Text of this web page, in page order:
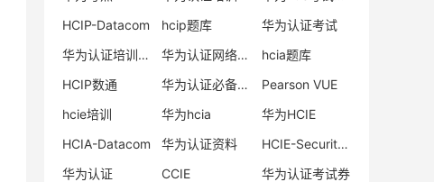
HCIP-Datacom
hcip题库
华为认证考试
华为认证培训机构
华为认证网络工程师
hcia题库
HCIP数通
华为认证必备电子书系列
Pearson VUE
hcie培训
华为hcia
华为HCIE
HCIA-Datacom
华为认证资料
HCIE-Security备考指南
华为认证
CCIE
华为认证考试券